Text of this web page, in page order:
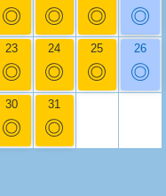
◎ ◎ ◎ ◎
23
◎
24
◎
25
◎
26
◎
30
◎
31
◎